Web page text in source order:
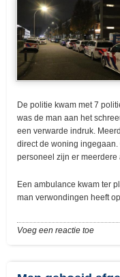
De politie kwam met 7
was de man aan het
een verwarde indruk.
direct de woning
personeel zijn er
Een ambulance kwam ter
man verwondingen heeft
Voeg een reactie toe